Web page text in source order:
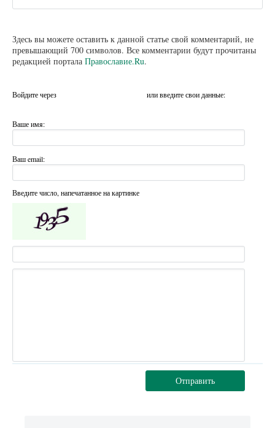
Здесь вы можете оставить к данной статье свой комментарий, не
превышающий 700 символов. Все комментарии будут прочитаны
редакцией портала Православие.Ru.
Войдите через или введите свои данные:
Ваше имя:
Ваш email:
Введите число, напечатанное на картинке
Отправить